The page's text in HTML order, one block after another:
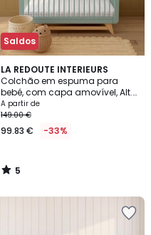
Saldos
LA REDOUTE INTERIEURS
Colchão em espuma para
bebé, com capa amovível, Alt.
14 cm
A partir de
149.00 €
99.83 € -33%
5
/
5
5
/